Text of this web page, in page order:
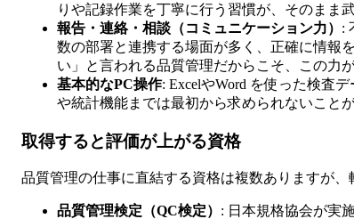
りや記録作業を丁寧に行う習慣が、そのまま
報告・連絡・相談（コミュニケーション力） :
数の部署と連携する場面が多く、正確に情報
い」と言われる品質管理だからこそ、この力
基本的なPC操作: ExcelやWord を使った検査
や統計機能までは最初から求められないこと
取得すると評価が上がる資格
品質管理の仕事に直結する資格は複数ありますが、
品質管理検定（QC検定） : 日本規格協会が実